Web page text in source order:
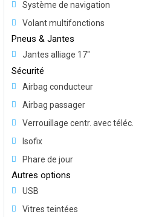
Système de navigation
Volant multifonctions
Pneus & Jantes
Jantes alliage 17"
Sécurité
Airbag conducteur
Airbag passager
Verrouillage centr. avec téléc.
Isofix
Phare de jour
Autres options
USB
Vitres teintées